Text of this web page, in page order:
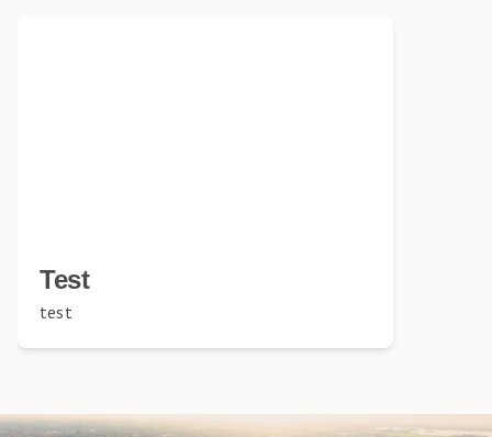
Test
test